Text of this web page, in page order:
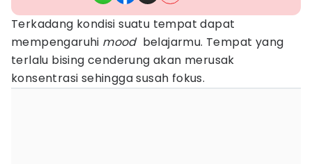
Terkadang kondisi suatu tempat dapat
mempengaruhi moodbelajarmu. Tempat yang
terlalu bising cenderung akan merusak
konsentrasi sehingga susah fokus.